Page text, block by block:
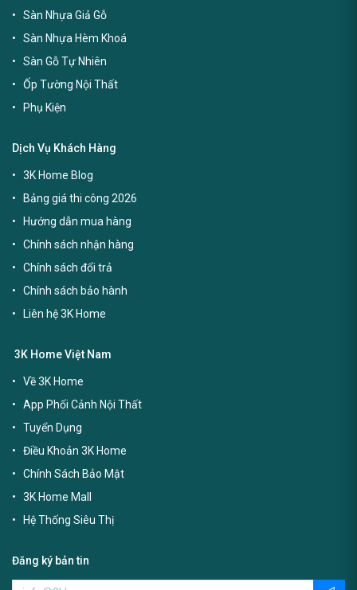
Sàn Nhựa Giả Gỗ
Sàn Nhựa Hèm Khoá
Sàn Gỗ Tự Nhiên
Ốp Tường Nội Thất
Phụ Kiện
Dịch Vụ Khách Hàng
3K Home Blog
Bảng giá thi công 2026
Hướng dẫn mua hàng
Chính sách nhận hàng
Chính sách đổi trả
Chính sách bảo hành
Liên hệ 3K Home
3K Home Việt Nam
Về 3K Home
App Phối Cảnh Nội Thất
Tuyển Dụng
Điều Khoản 3K Home
Chính Sách Bảo Mật
3K Home Mall
Hệ Thống Siêu Thị
Đăng ký bản tin